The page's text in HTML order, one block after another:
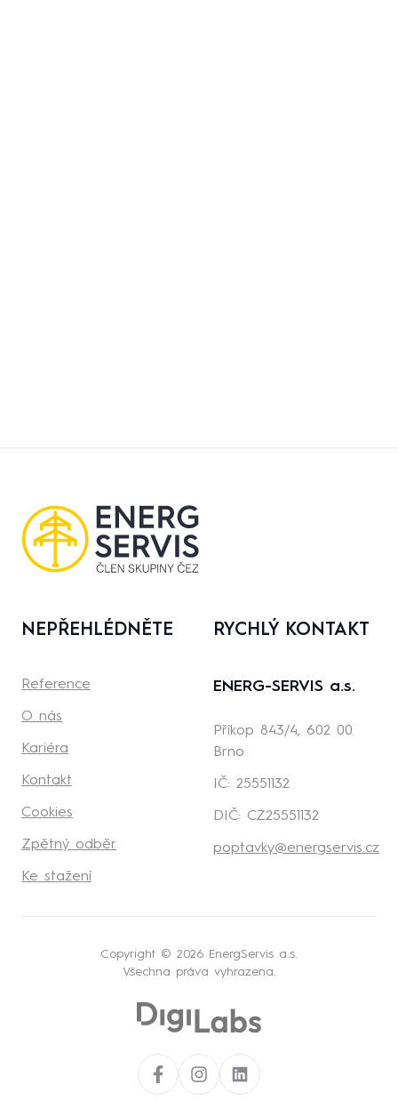
NEPŘEHLÉDNĚTE
Reference
O nás
Kariéra
Kontakt
Cookies
Zpětný odběr
Ke stažení
RYCHLÝ KONTAKT
ENERG-SERVIS a.s.
Příkop 843/4, 602 00
Brno
IČ: 25551132
DIČ: CZ25551132
poptavky@energservis.cz
Copyright © 2026 EnergServis a.s.
Všechna práva vyhrazena.